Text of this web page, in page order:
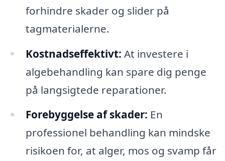
forhindre skader og slider på
tagmaterialerne.
Kostnadseffektivt: At investere i
algebehandling kan spare dig penge
på langsigtede reparationer.
Forebyggelse af skader: En
professionel behandling kan mindske
risikoen for, at alger, mos og svamp får